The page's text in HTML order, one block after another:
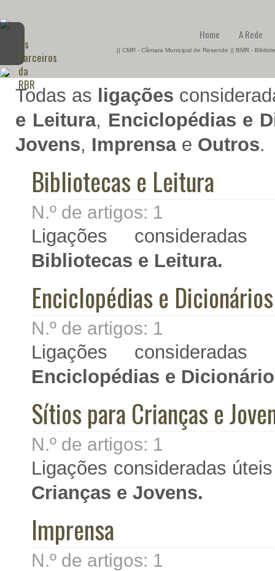
Home A Rede
|| CMR - Câmara Municipal de Resende || BMR -
Os
Parceiros
da
RBR
Todas as ligações
e Leitura, Enciclopédias e
Jovens, Imprensae Outros.
Bibliotecas e Leitura
N.º de artigos: 1
Ligações
Bibliotecas e Leitura.
Enciclopédias e Dicionários
N.º de artigos: 1
Ligações
Enciclopédias e
Sítios para Crianças e
N.º de artigos: 1
Ligações consideradas
Crianças e Jovens.
Imprensa
N.º de artigos: 1